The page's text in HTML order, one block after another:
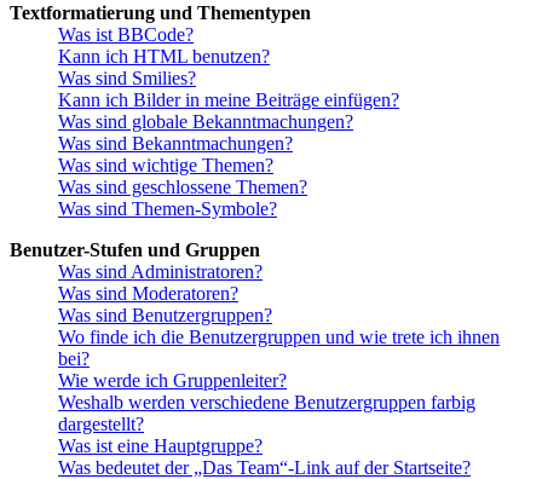
Textformatierung und Thementypen
Was ist BBCode?
Kann ich HTML benutzen?
Was sind Smilies?
Kann ich Bilder in meine Beiträge einfügen?
Was sind globale Bekanntmachungen?
Was sind Bekanntmachungen?
Was sind wichtige Themen?
Was sind geschlossene Themen?
Was sind Themen-Symbole?
Benutzer-Stufen und Gruppen
Was sind Administratoren?
Was sind Moderatoren?
Was sind Benutzergruppen?
Wo finde ich die Benutzergruppen und wie trete ich ihnen
bei?
Wie werde ich Gruppenleiter?
Weshalb werden verschiedene Benutzergruppen farbig
dargestellt?
Was ist eine Hauptgruppe?
Was bedeutet der „Das Team“-Link auf der Startseite?